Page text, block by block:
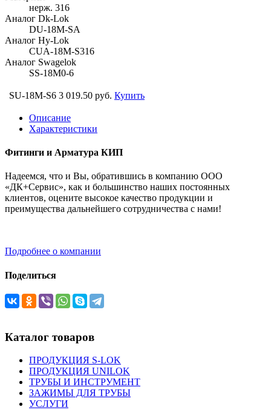
нерж. 316
Аналог Dk-Lok
DU-18M-SA
Аналог Hy-Lok
CUA-18M-S316
Аналог Swagelok
SS-18M0-6
SU-18M-S6 3 019.50 руб. Купить
Описание
Характеристики
Фитинги и Арматура КИП
Надеемся, что и Вы, обратившись в компанию ООО
«ДК+Сервис», как и большинство наших постоянных
клиентов, оцените высокое качество продукции и
преимущества дальнейшего сотрудничества с нами!
Подробнее о компании
Поделиться
Каталог товаров
ПРОДУКЦИЯ S-LOK
ПРОДУКЦИЯ UNILOK
ТРУБЫ И ИНСТРУМЕНТ
ЗАЖИМЫ ДЛЯ ТРУБЫ
УСЛУГИ